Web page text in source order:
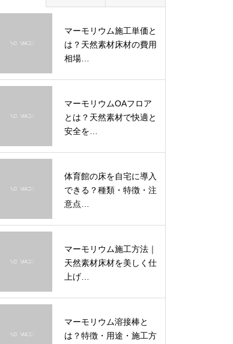
マーモリウム施工単価と
は？天然素材床材の費用
相場…
マーモリウムOAフロア
とは？天然素材で快適と
安全を…
体育館の床を自宅に導入
できる？種類・特徴・注
意点…
マーモリウム施工方法｜
天然素材床材を美しく仕
上げ…
マーモリウム溶接棒と
は？特徴・用途・施工方